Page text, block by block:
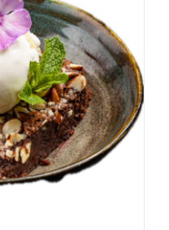
/ SZCZEGÓŁY